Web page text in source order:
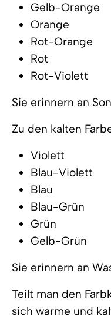
Gelb-Orange
Orange
Rot-Orange
Rot
Rot-Violett
Sie erinnern an
Zu den kalten
Violett
Blau-Violett
Blau
Blau-Grün
Grün
Gelb-Grün
Sie erinnern an
Teilt man den
sich warme und